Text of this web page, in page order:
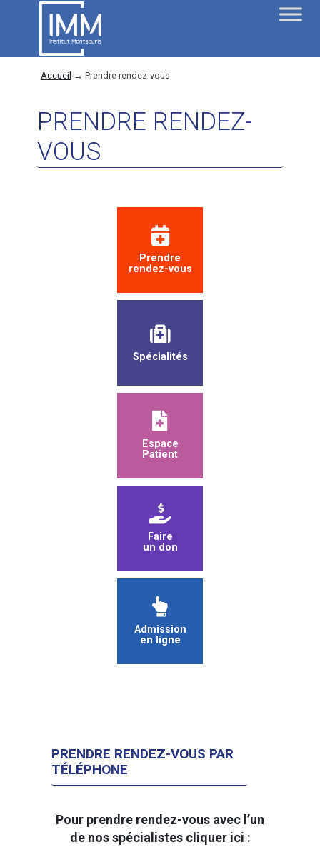
Accueil → Prendre rendez-vous
PRENDRE RENDEZ-
VOUS
Prendre
rendez-vous
Spécialités
Espace
Patient
Faire
un don
Admission
en ligne
PRENDRE RENDEZ-VOUS PAR
TÉLÉPHONE
Pour prendre rendez-vous avec l’un
de nos spécialistes cliquer ici :